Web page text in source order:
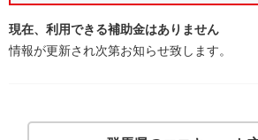
現在、利用できる補助金はありません
情報が更新され次第お知らせ致します。